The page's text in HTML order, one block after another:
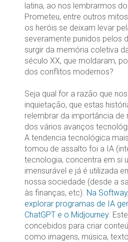
latina, ao nos lembrarmos
Prometeu, entre outros
os heróis se deixam levar
severamente punidos pelos
surgir da memória coletiva
século XX, que moldaram,
dos conflitos modernos?
Seja qual for a razão que
inquietação, que estas
relembrar da importância
dos vários avanços
A tendencia tecnológica
tomou de assalto foi a IA
tecnologia, concentra em si
imensurável e já é utilizada
nossa sociedade (desde a
às finanças, etc). Na
explorar programas de IA
ChatGPT e o Midjourney.
concebidos para criar
como imagens, música,